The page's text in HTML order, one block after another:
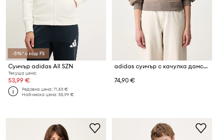
-5%* с код: FS
Суичър adidas All SZN
Текуща цена:
53,99 €
Редовна цена:71,53 €
Най-ниска цена:55,99 €
adidas суичър с качулка дамски с модал Soft Lux
74,90 €